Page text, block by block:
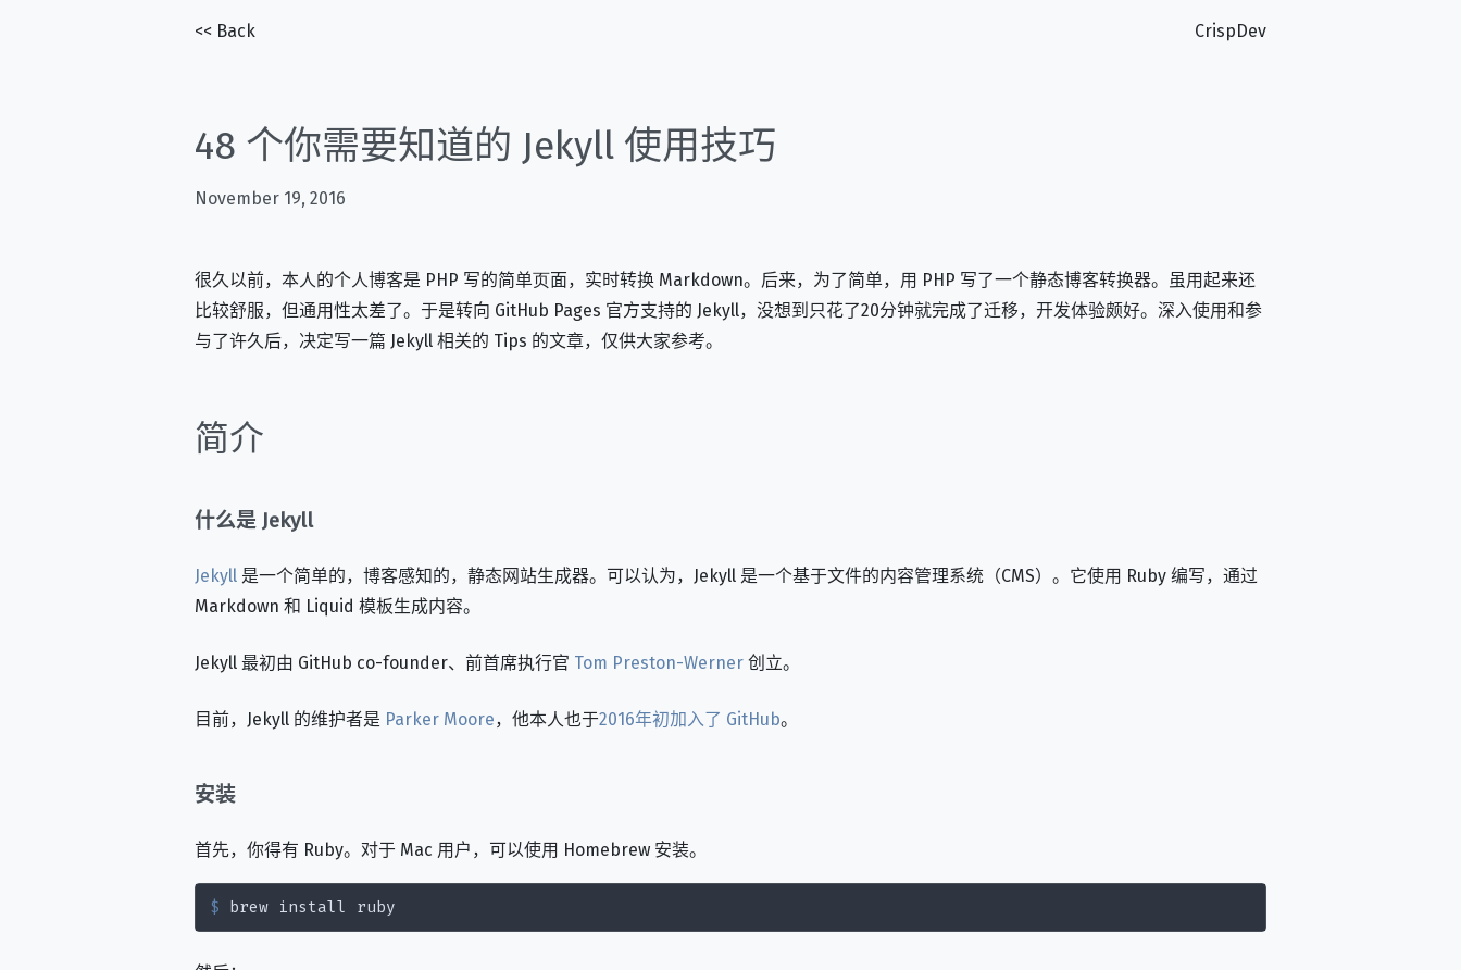
CrispDev
<< Back
48 个你需要知道的 Jekyll 使用技巧
November 19, 2016
很久以前，本人的个人博客是 PHP 写的简单页面，实时转换 Markdown。后来，为了简单，用 PHP 写了一个静态博客转换器。虽用起来还
比较舒服，但通用性太差了。于是转向 GitHub Pages 官方支持的 Jekyll，没想到只花了20分钟就完成了迁移，开发体验颇好。深入使用和参
与了许久后，决定写一篇 Jekyll 相关的 Tips 的文章，仅供大家参考。
简介
什么是 Jekyll
Jekyll 是一个简单的，博客感知的，静态网站生成器。可以认为，Jekyll 是一个基于文件的内容管理系统（CMS）。它使用 Ruby 编写，通过
Markdown 和 Liquid 模板生成内容。
Jekyll 最初由 GitHub co-founder、前首席执行官 Tom Preston-Werner 创立。
目前，Jekyll 的维护者是 Parker Moore，他本人也于2016年初加入了 GitHub。
安装
首先，你得有 Ruby。对于 Mac 用户，可以使用 Homebrew 安装。
$ brew install ruby